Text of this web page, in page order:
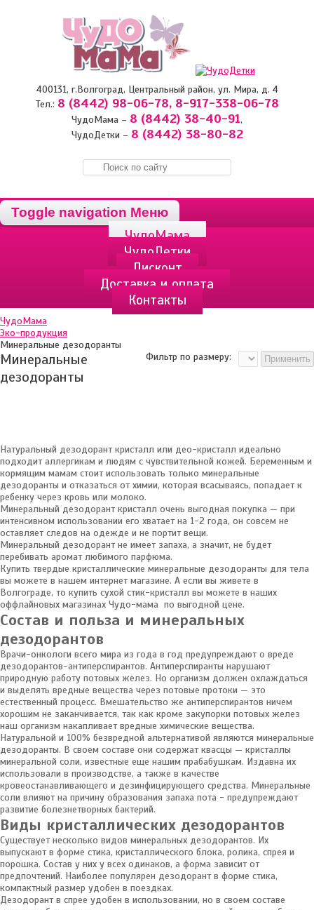
400131, г.Волгоград, Центральный район, ул. Мира, д. 4
Тел.: 8 (8442) 98-06-78, 8-917-338-06-78
ЧудоМама – 8 (8442) 38-40-91,
ЧудоДетки – 8 (8442) 38-80-82
Toggle navigation Меню
ЧудоМама
ЧудоДетки
Дисконт
Доставка и оплата
Контакты
ЧудоМама
Эко-продукция
Минеральные дезодоранты
Фильтр по размеру:
Минеральные
дезодоранты
Натуральный дезодорант кристалл или део-кристалл идеально
подходит аллергикам и людям с чувствительной кожей. Беременным и
кормящим мамам стоит использовать только минеральные
дезодоранты и отказаться от химии, которая всасываясь, попадает к
ребенку через кровь или молоко.
Минеральный дезодорант кристалл очень выгодная покупка — при
интенсивном использовании его хватает на 1-2 года, он совсем не
оставляет следов на одежде и не портит вещи.
Минеральный дезодорант не имеет запаха, а значит, не будет
перебивать аромат любимого парфюма.
Купить твердые кристаллические минеральные дезодоранты для тела
вы можете в нашем интернет магазине. А если вы живете в
Волгограде, то купить сухой стик-кристалл вы можете в наших
оффлайновых магазинах Чудо-мама по выгодной цене.
Состав и польза и минеральных
дезодорантов
Врачи-онкологи всего мира из года в год предупреждают о вреде
дезодорантов-антиперспирантов. Антиперспиранты нарушают
природную работу потовых желез. Но организм должен охлаждаться
и выделять вредные вещества через потовые протоки — это
естественный процесс. Вмешательство же антиперспирантов ничем
хорошим не заканчивается, так как кроме закупорки потовых желез
наш организм накапливает вредные химические вещества.
Натуральной и 100% безвредной альтернативой являются минеральные
дезодоранты. В своем составе они содержат квасцы — кристаллы
минеральной соли, известные еще нашим прабабушкам. Издавна их
использовали в производстве, а также в качестве
кровеостанавливающего и дезинфицирующего средства. Минеральные
соли влияют на причину образования запаха пота - предупреждают
развитие болезнетворных бактерий.
Виды кристаллических дезодорантов
Существует несколько видов минеральных дезодорантов. Их
выпускают в форме стика, кристаллического блока, ролика, спрея и
порошка. Состав у них у всех одинаков, а форма зависит от
предпочтений. Наиболее популярен дезодорант в форме стика,
компактный размер удобен в поездках.
Дезодорант в спрее удобен в использовании, но в своем составе